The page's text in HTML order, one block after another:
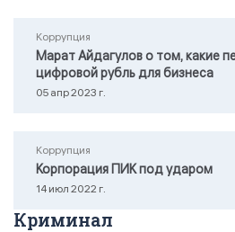
Коррупция
Марат Айдагулов о том, какие
цифровой рубль для бизнеса
05 апр 2023 г.
Коррупция
Корпорация ПИК под ударом
14 июл 2022 г.
Криминал